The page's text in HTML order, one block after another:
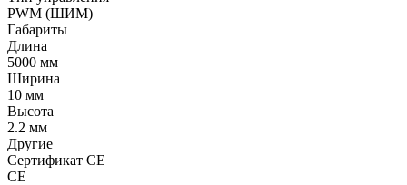
PWM (ШИМ)
Габариты
Длина
5000 мм
Ширина
10 мм
Высота
2.2 мм
Другие
Сертификат CE
CE